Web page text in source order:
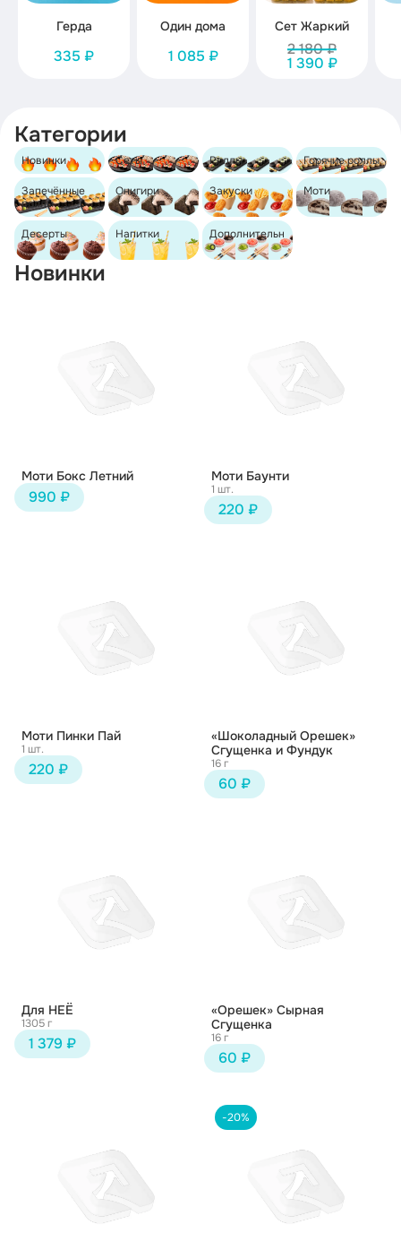
Герда
335 ₽
Один дома
1 085 ₽
Сет Жаркий
2 180 ₽
1 390 ₽
Категории
Новинки Сеты Роллы Горячие роллы
Запечённые
роллы
Онигири Закуски Моти
Десерты Напитки
Дополнительн
о
Новинки
Моти Бокс Летний
990 ₽
Моти Баунти
1 шт.
220 ₽
Моти Пинки Пай
1 шт.
220 ₽
«Шоколадный Орешек»
Сгущенка и Фундук
16 г
60 ₽
Для НЕЁ
1305 г
1 379 ₽
«Орешек» Сырная
Сгущенка
16 г
60 ₽
-20%